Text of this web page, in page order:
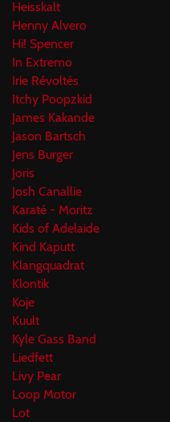
Heisskalt
Henny Alvero
Hi! Spencer
In Extremo
Irie Révoltés
Itchy Poopzkid
James Kakande
Jason Bartsch
Jens Burger
Joris
Josh Canallie
Karaté - Moritz
Kids of Adelaide
Kind Kaputt
Klangquadrat
Klontik
Koje
Kuult
Kyle Gass Band
Liedfett
Livy Pear
Loop Motor
Lot